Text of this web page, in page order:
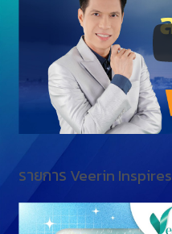
รายการ Veerin Inspires